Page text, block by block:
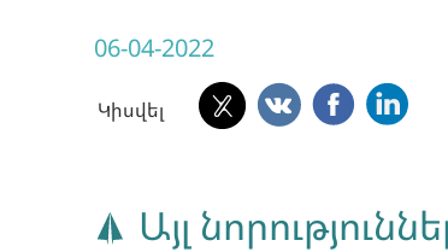
06-04-2022
Կիսվել
Այլ